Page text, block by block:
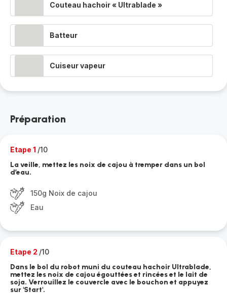
Couteau hachoir « Ultrablade »
Batteur
Cuiseur vapeur
Préparation
Etape 1 /10
La veille, mettez les noix de cajou à tremper dans un bol
d’eau.
150g Noix de cajou
Eau
Etape 2 /10
Dans le bol du robot muni du couteau hachoir Ultrablade,
mettez les noix de cajou égouttées et rincées et le lait de
soja. Verrouillez le couvercle avec le bouchon et appuyez
sur 'Start'.